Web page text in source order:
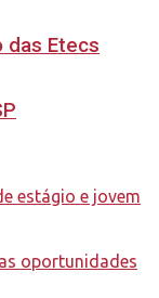
das Etecs